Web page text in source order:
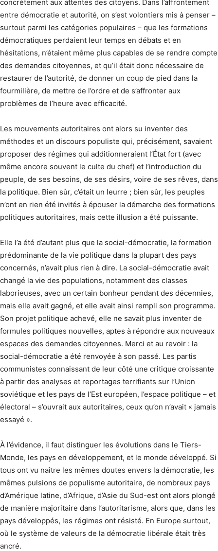
concrètement aux attentes des citoyens. Dans l’affrontement
entre démocratie et autorité, on s’est volontiers mis à penser –
surtout parmi les catégories populaires – que les formations
démocratiques perdaient leur temps en débats et en
hésitations, n’étaient même plus capables de se rendre compte
des demandes citoyennes, et qu’il était donc nécessaire de
restaurer de l’autorité, de donner un coup de pied dans la
fourmilière, de mettre de l’ordre et de s’affronter aux
problèmes de l’heure avec efficacité.
Les mouvements autoritaires ont alors su inventer des
méthodes et un discours populiste qui, précisément, savaient
proposer des régimes qui additionneraient l’État fort (avec
même encore souvent le culte du chef) et l’introduction du
peuple, de ses besoins, de ses désirs, voire de ses rêves, dans
la politique. Bien sûr, c’était un leurre ; bien sûr, les peuples
n’ont en rien été invités à épouser la démarche des formations
politiques autoritaires, mais cette illusion a été puissante.
Elle l’a été d’autant plus que la social-démocratie, la formation
prédominante de la vie politique dans la plupart des pays
concernés, n’avait plus rien à dire. La social-démocratie avait
changé la vie des populations, notamment des classes
laborieuses, avec un certain bonheur pendant des décennies,
mais elle avait gagné, et elle avait ainsi rempli son programme.
Son projet politique achevé, elle ne savait plus inventer de
formules politiques nouvelles, aptes à répondre aux nouveaux
espaces des demandes citoyennes. Merci et au revoir : la
social-démocratie a été renvoyée à son passé. Les partis
communistes connaissant de leur côté une critique croissante
à partir des analyses et reportages terrifiants sur l’Union
soviétique et les pays de l’Est européen, l’espace politique – et
électoral – s’ouvrait aux autoritaires, ceux qu’on n’avait « jamais
essayé ».
À l’évidence, il faut distinguer les évolutions dans le Tiers-
Monde, les pays en développement, et le monde développé. Si
tous ont vu naître les mêmes doutes envers la démocratie, les
mêmes pulsions de populisme autoritaire, de nombreux pays
d’Amérique latine, d’Afrique, d’Asie du Sud-est ont alors plongé
de manière majoritaire dans l’autoritarisme, alors que, dans les
pays développés, les régimes ont résisté. En Europe surtout,
où le système de valeurs de la démocratie libérale était très
ancré.